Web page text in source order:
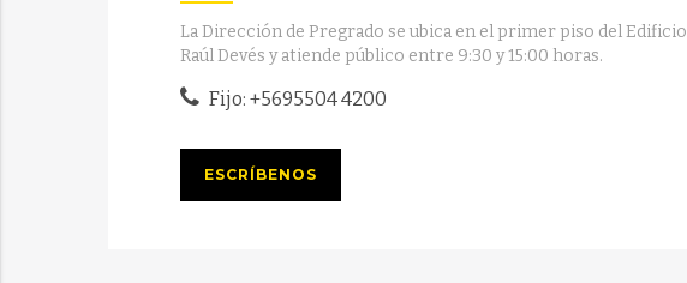
La Dirección de Pregrado se ubica en el primer piso del Edificio
Raúl Devés y atiende público entre 9:30 y 15:00 horas.
Fijo: +5695504 4200
ESCRÍBENOS